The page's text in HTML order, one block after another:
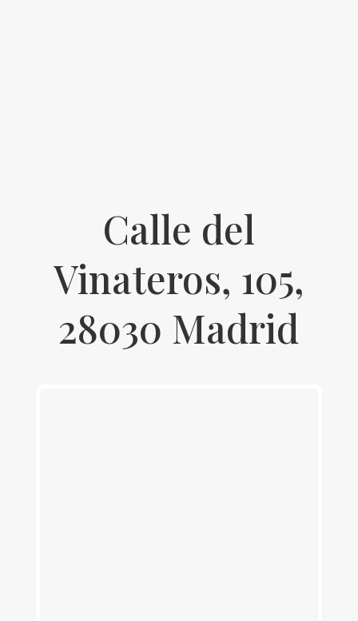
Calle del
Vinateros, 105,
28030 Madrid